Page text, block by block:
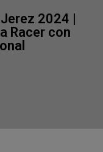
2024 |
Racer con